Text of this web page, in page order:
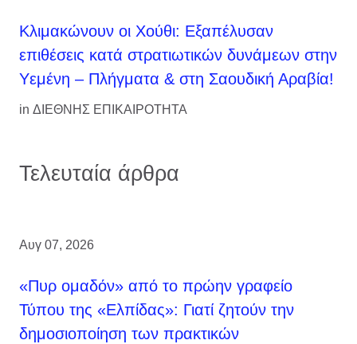
Κλιμακώνουν οι Χούθι: Eξαπέλυσαν
επιθέσεις κατά στρατιωτικών δυνάμεων στην
Υεμένη – Πλήγματα & στη Σαουδική Αραβία!
in ΔΙΕΘΝΗΣ ΕΠΙΚΑΙΡΟΤΗΤΑ
Τελευταία άρθρα
Αυγ 07, 2026
«Πυρ ομαδόν» από το πρώην γραφείο
Τύπου της «Ελπίδας»: Γιατί ζητούν την
δημοσιοποίηση των πρακτικών